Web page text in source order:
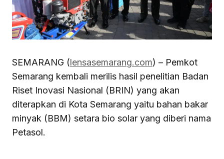
SEMARANG (lensasemarang.com) – Pemkot
Semarang kembali merilis hasil penelitian Badan
Riset Inovasi Nasional (BRIN) yang akan
diterapkan di Kota Semarang yaitu bahan bakar
minyak (BBM) setara bio solar yang diberi nama
Petasol.